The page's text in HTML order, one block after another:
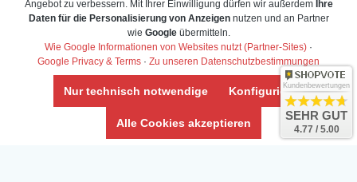
Angebot zu verbessern. Mit Ihrer Einwilligung dürfen wir außerdem Ihre
Daten für die Personalisierung von Anzeigennutzen und an Partner
wie Googleübermitteln.
Wie Google Informationen von Websites nutzt (Partner-Sites) ·
Google Privacy & Terms · Zu unseren Datenschutzbestimmungen
Nur technisch notwendige Konfigurieren
Alle Cookies akzeptieren
Kundenbewertungen
SEHR GUT
4.77 / 5.00